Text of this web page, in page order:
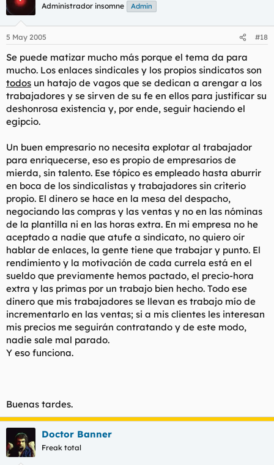
Administrador insomne Admin
5 May 2005 #18
Se puede matizar mucho más porque el tema da para
mucho. Los enlaces sindicales y los propios sindicatos son
todos un hatajo de vagos que se dedican a arengar a los
trabajadores y se sirven de su fe en ellos para justificar su
deshonrosa existencia y, por ende, seguir haciendo el
egipcio.
Un buen empresario no necesita explotar al trabajador
para enriquecerse, eso es propio de empresarios de
mierda, sin talento. Ese tópico es empleado hasta aburrir
en boca de los sindicalistas y trabajadores sin criterio
propio. El dinero se hace en la mesa del despacho,
negociando las compras y las ventas y no en las nóminas
de la plantilla ni en las horas extra. En mi empresa no he
aceptado a nadie que atufe a sindicato, no quiero oír
hablar de enlaces, la gente tiene que trabajar y punto. El
rendimiento y la motivación de cada currela está en el
sueldo que previamente hemos pactado, el precio-hora
extra y las primas por un trabajo bien hecho. Todo ese
dinero que mis trabajadores se llevan es trabajo mío de
incrementarlo en las ventas; si a mis clientes les interesan
mis precios me seguirán contratando y de este modo,
nadie sale mal parado.
Y eso funciona.
Buenas tardes.
Doctor Banner
Freak total